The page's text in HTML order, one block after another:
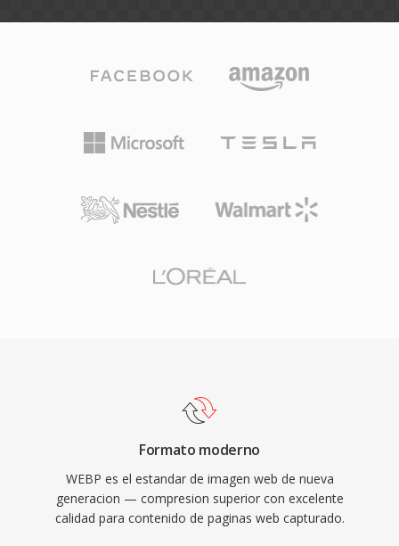
Formato moderno
WEBP es el estandar de imagen web de nueva
generacion — compresion superior con excelente
calidad para contenido de paginas web capturado.